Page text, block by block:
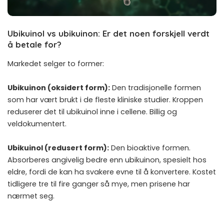
Ubikuinol vs ubikuinon: Er det noen forskjell verdt
å betale for?
Markedet selger to former:
Ubikuinon (oksidert form): Den tradisjonelle formen
som har vært brukt i de fleste kliniske studier. Kroppen
reduserer det til ubikuinol inne i cellene. Billig og
veldokumentert.
Ubikuinol (redusert form): Den bioaktive formen.
Absorberes angivelig bedre enn ubikuinon, spesielt hos
eldre, fordi de kan ha svakere evne til å konvertere. Kostet
tidligere tre til fire ganger så mye, men prisene har
nærmet seg.